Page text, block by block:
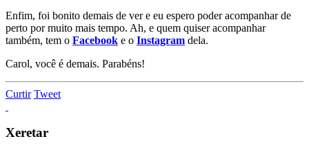
Enfim, foi bonito demais de ver e eu espero poder acompanhar de
perto por muito mais tempo. Ah, e quem quiser acompanhar
também, tem o Facebook e o Instagram dela.
Carol, você é demais. Parabéns!
Curtir Tweet
Xeretar